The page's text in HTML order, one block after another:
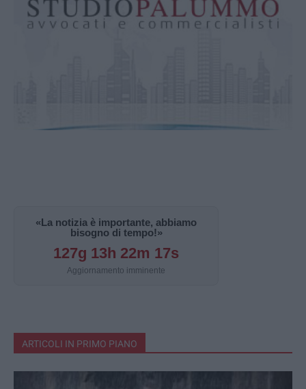
«La notizia è importante, abbiamo
bisogno di tempo!»
127g 13h 22m 16s
Aggiornamento imminente
ARTICOLI IN PRIMO PIANO